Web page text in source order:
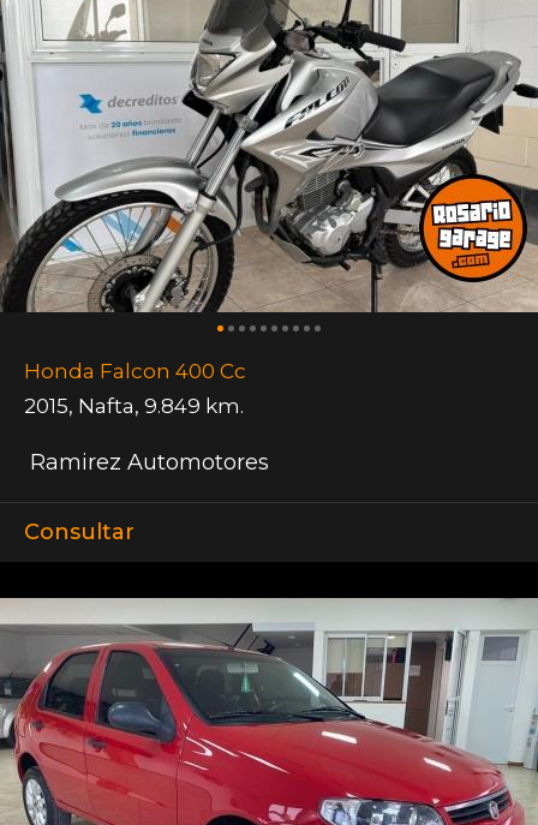
Honda Falcon 400 Cc
2015, Nafta, 9.849 km.
Ramirez Automotores
Consultar